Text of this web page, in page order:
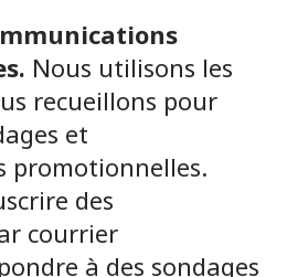
Nous utilisons les
recueillons pour
et
promotionnelles.
des
courrier
à des sondages